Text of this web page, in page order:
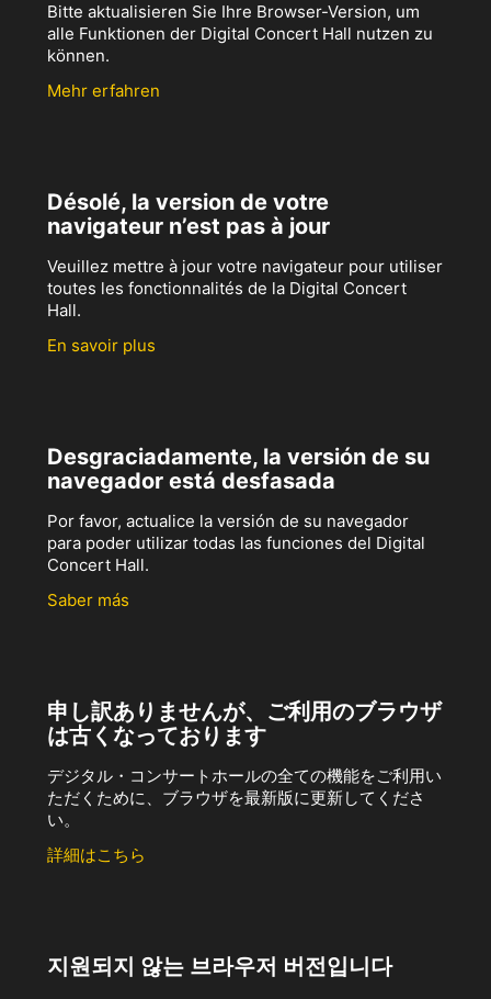
Bitte aktualisieren Sie Ihre Browser-Version, um
alle Funktionen der Digital Concert Hall nutzen zu
können.
Mehr erfahren
Désolé, la version de votre
navigateur n’est pas à jour
Veuillez mettre à jour votre navigateur pour utiliser
toutes les fonctionnalités de la Digital Concert
Hall.
En savoir plus
Desgraciadamente, la versión de su
navegador está desfasada
Por favor, actualice la versión de su navegador
para poder utilizar todas las funciones del Digital
Concert Hall.
Saber más
申し訳ありませんが、ご利用のブラウザ
は古くなっております
デジタル・コンサートホールの全ての機能をご利用い
ただくために、ブラウザを最新版に更新してくださ
い。
詳細はこちら
지원되지 않는 브라우저 버전입니다